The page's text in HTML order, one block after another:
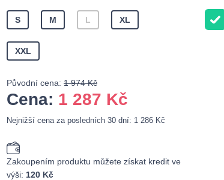
S M L XL
XXL
Původní cena: 1 974 Kč
Cena: 1 287 Kč
Nejnižší cena za posledních 30 dní: 1 286 Kč
Zakoupením produktu můžete získat kredit ve
výši: 120 Kč